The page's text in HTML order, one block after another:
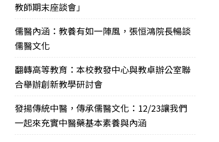
教師期末座談會」
儒醫內涵：教養有如一陣風，張恒鴻院長暢談
儒醫文化
翻轉高等教育：本校教發中心與教卓辦公室聯
合舉辦創新教學研討會
發揚傳統中醫，傳承儒醫文化：12/23讓我們
一起來充實中醫藥基本素養與內涵